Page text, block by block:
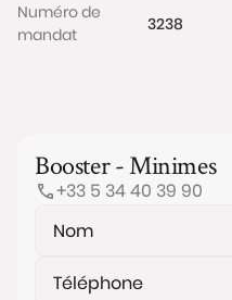
Numéro de
mandat
3238
Booster - Minimes
+33 5 34 40 39 90